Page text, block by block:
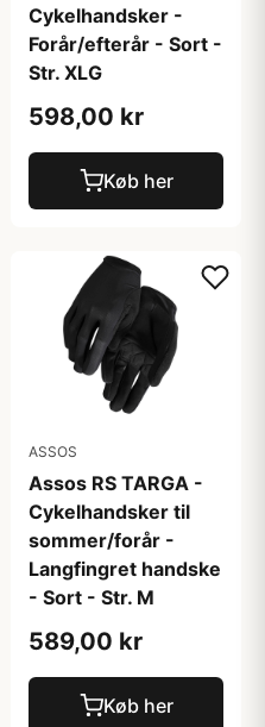
Cykelhandsker -
Forår/efterår - Sort -
Str. XLG
598,00 kr
Køb her
ASSOS
Assos RS TARGA -
Cykelhandsker til
sommer/forår -
Langfingret handske
- Sort - Str. M
589,00 kr
Køb her